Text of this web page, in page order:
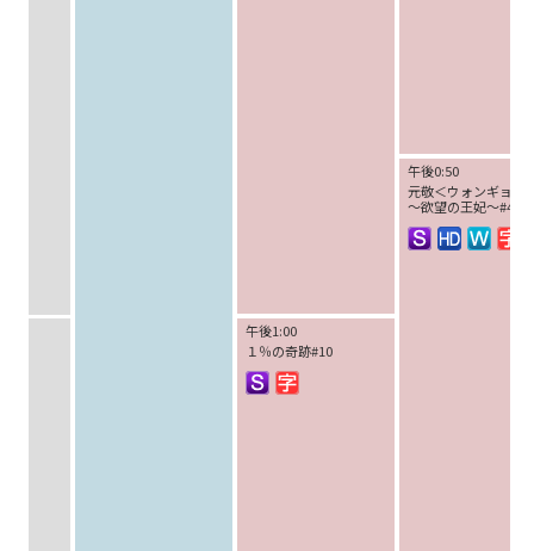
午後0:50
元敬＜ウォンギョン
～欲望の王妃～#4
午後1:00
１％の奇跡#10